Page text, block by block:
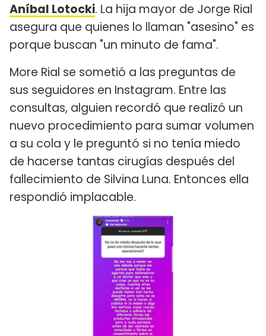
Aníbal Lotocki. La hija mayor de Jorge Rial
asegura que quienes lo llaman "asesino" es
porque buscan "un minuto de fama".
More Rial se sometió a las preguntas de
sus seguidores en Instagram. Entre las
consultas, alguien recordó que realizó un
nuevo procedimiento para sumar volumen
a su cola y le preguntó si no tenía miedo
de hacerse tantas cirugías después del
fallecimiento de Silvina Luna. Entonces ella
respondió implacable.